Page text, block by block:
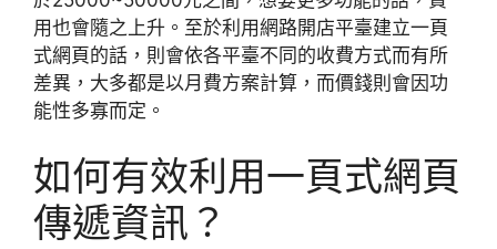
用也會隨之上升。至於利用網路開店平臺建立一頁
式網頁的話，則會依各平臺不同的收費方式而有所
差異，大多都是以月費方案計算，而價錢則會因功
能性多寡而定。
如何有效利用一頁式網頁
傳遞資訊？